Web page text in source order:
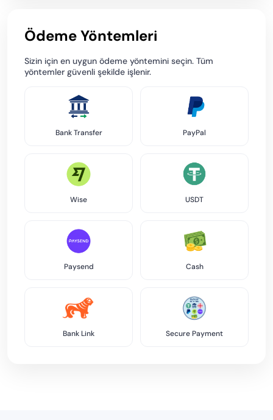
Ödeme Yöntemleri
Sizin için en uygun ödeme yöntemini seçin. Tüm
yöntemler güvenli şekilde işlenir.
Bank Transfer PayPal
Wise USDT
Paysend Cash
Bank Link Secure Payment